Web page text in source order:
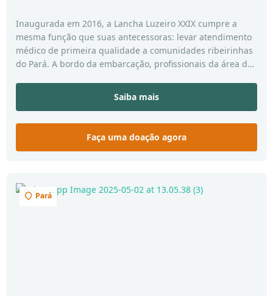
Inaugurada em 2016, a Lancha Luzeiro XXIX cumpre a
mesma função que suas antecessoras: levar atendimento
médico de primeira qualidade a comunidades ribeirinhas
do Pará. A bordo da embarcação, profissionais da área da
espiritual e esperança a quem vive em locais de difícil
acesso. Um retrato emocionante de serviço, dedicação e
Saiba mais
Faça uma doação agora
Pará